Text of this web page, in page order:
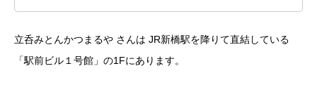
立呑みとんかつまるや さんは JR新橋駅を降りて直結している
「駅前ビル１号館」の1Fにあります。